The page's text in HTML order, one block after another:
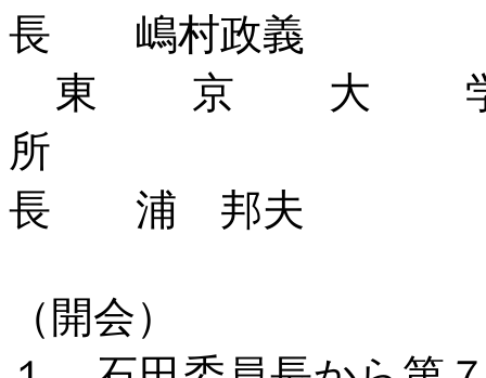
長 嶋村政義
東京大
所
長 浦 邦夫
（開会）